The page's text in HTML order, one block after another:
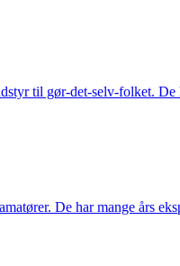
til gør-det-selv-folket.
De har mange års